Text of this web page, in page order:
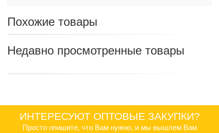
Похожие товары
Недавно просмотренные товары
ИНТЕРЕСУЮТ ОПТОВЫЕ ЗАКУПКИ?
Просто опишите, что Вам нужно, и мы вышлем Вам